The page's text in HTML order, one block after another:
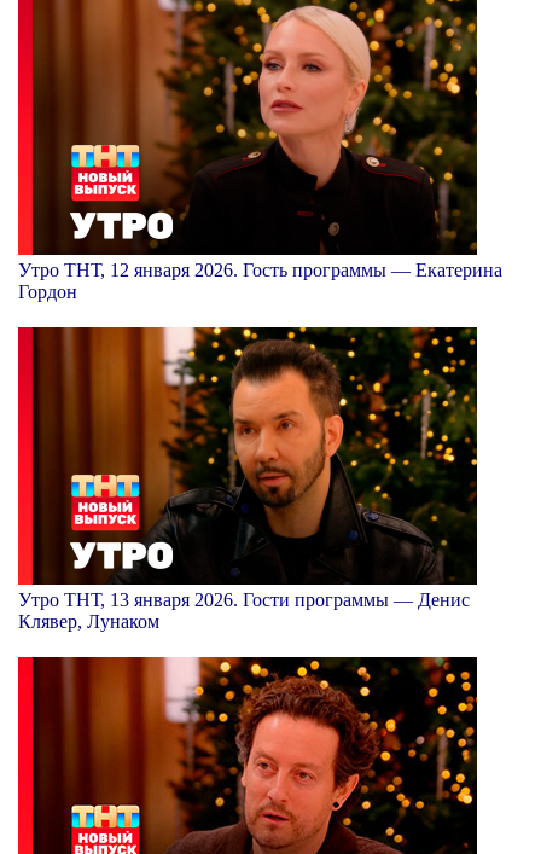
Утро ТНТ, 12 января 2026. Гость программы — Екатерина
Гордон
Утро ТНТ, 13 января 2026. Гости программы — Денис
Клявер, Лунаком